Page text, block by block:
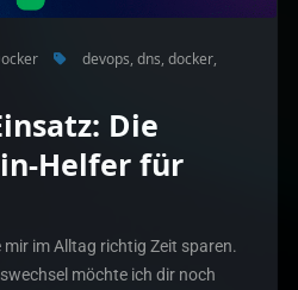
devops, dns, docker,
Die
Helfer für
mir im Alltag richtig Zeit sparen.
möchte ich dir noch